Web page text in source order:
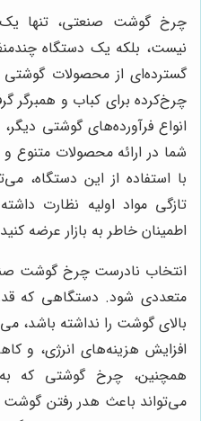
چرخ گوشت صنعتی، تنها
نیست، بلکه یک دستگاه
گسترده‌ای از محصولات
چرخ‌کرده برای کباب و همبرگر
انواع فرآورده‌های گوشتی
شما در ارائه محصولات متنوع
با استفاده از این دستگاه،
تازگی مواد اولیه نظارت
اطمینان خاطر به بازار عرضه
انتخاب نادرست چرخ گوشت
متعددی شود. دستگاهی که
بالای گوشت را نداشته باشد،
افزایش هزینه‌های انرژی، و
همچنین، چرخ گوشتی که
می‌تواند باعث هدر رفتن